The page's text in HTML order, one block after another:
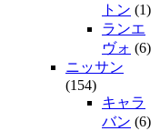
トン (1)
ランエ
ヴォ (6)
ニッサン
(154)
キャラ
バン (6)